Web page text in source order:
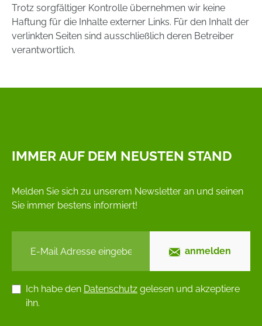
Trotz sorgfältiger Kontrolle übernehmen wir keine
Haftung für die Inhalte externer Links. Für den Inhalt der
verlinkten Seiten sind ausschließlich deren Betreiber
verantwortlich.
IMMER AUF DEM NEUSTEN STAND
Melden Sie sich zu unserem Newsletter an und seinen
Sie immer bestens informiert!
anmelden
Ich habe den Datenschutz gelesen und akzeptiere
ihn.